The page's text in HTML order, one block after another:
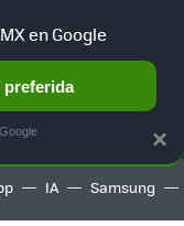
TERRITORIO
IA Samsung
×
en Google
preferida